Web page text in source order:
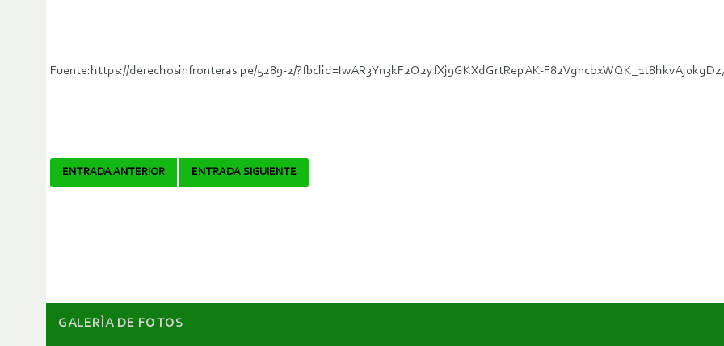
Fuente:https://derechosinfronteras.pe/5289-2/?fbclid=IwAR3Yn3kF2O2yfXj9GKXdGrtRepAK-
Navegador
ENTRADA ANTERIOR ENTRADA SIGUIENTE
GALERÌA DE FOTOS